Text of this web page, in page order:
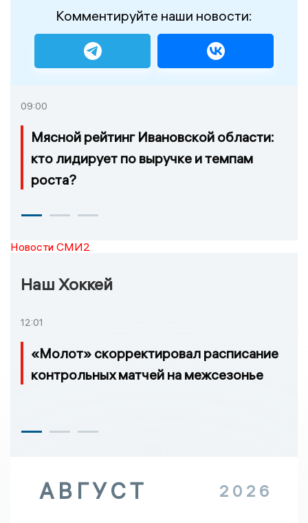
Комментируйте наши новости:
09:00
Мясной рейтинг Ивановской области:
кто лидирует по выручке и темпам
роста?
Новости СМИ2
Наш Хоккей
12:01
«Молот» скорректировал расписание
контрольных матчей на межсезонье
АВГУСТ 2026